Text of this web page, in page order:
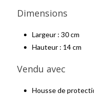
Dimensions
Largeur : 30 cm
Hauteur : 14 cm
Vendu avec
Housse de